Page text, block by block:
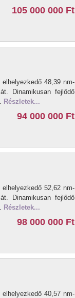
105 000 000 Ft
48,39 nm-
Dinamikusan fejlődő
Részletek...
94 000 000 Ft
52,62 nm-
Dinamikusan fejlődő
Részletek...
98 000 000 Ft
40,57 nm-